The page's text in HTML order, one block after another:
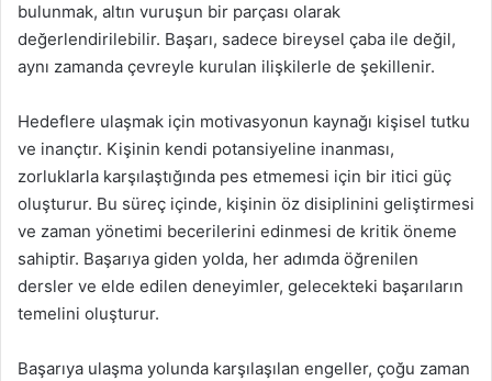
bulunmak, altın vuruşun bir parçası olarak
değerlendirilebilir. Başarı, sadece bireysel çaba ile değil,
aynı zamanda çevreyle kurulan ilişkilerle de şekillenir.
Hedeflere ulaşmak için motivasyonun kaynağı kişisel tutku
ve inançtır. Kişinin kendi potansiyeline inanması,
zorluklarla karşılaştığında pes etmemesi için bir itici güç
oluşturur. Bu süreç içinde, kişinin öz disiplinini geliştirmesi
ve zaman yönetimi becerilerini edinmesi de kritik öneme
sahiptir. Başarıya giden yolda, her adımda öğrenilen
dersler ve elde edilen deneyimler, gelecekteki başarıların
temelini oluşturur.
Başarıya ulaşma yolunda karşılaşılan engeller, çoğu zaman